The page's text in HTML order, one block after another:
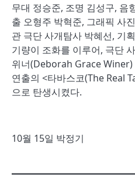
무대 정승준, 조명 김성구, 음
출 오형주 박혁준, 그래픽 사
관 극단 사개탐사 박혜선, 기
기량이 조화를 이루어, 극단
위너(Deborah Grace Winer)
연출의 <타바스코(The Real
으로 탄생시켰다.
10월 15일 박정기